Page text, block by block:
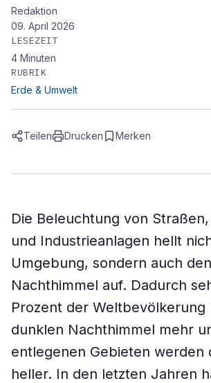
Redaktion
09. April 2026
LESEZEIT
4 Minuten
RUBRIK
Erde & Umwelt
Teilen Drucken Merken
Die Beleuchtung von
und Industrieanlagen hellt
Umgebung, sondern auch den
Nachthimmel auf. Dadurch
Prozent der Weltbevölkerung
dunklen Nachthimmel mehr
entlegenen Gebieten werden
heller. In den letzten Jahren